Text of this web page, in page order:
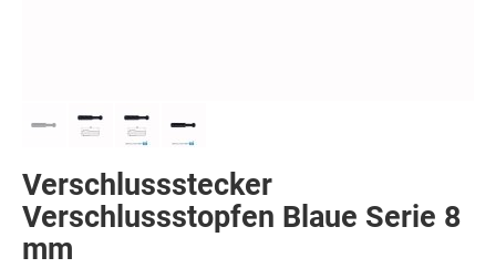
Verschlussstecker
Verschlussstopfen Blaue Serie 8
mm